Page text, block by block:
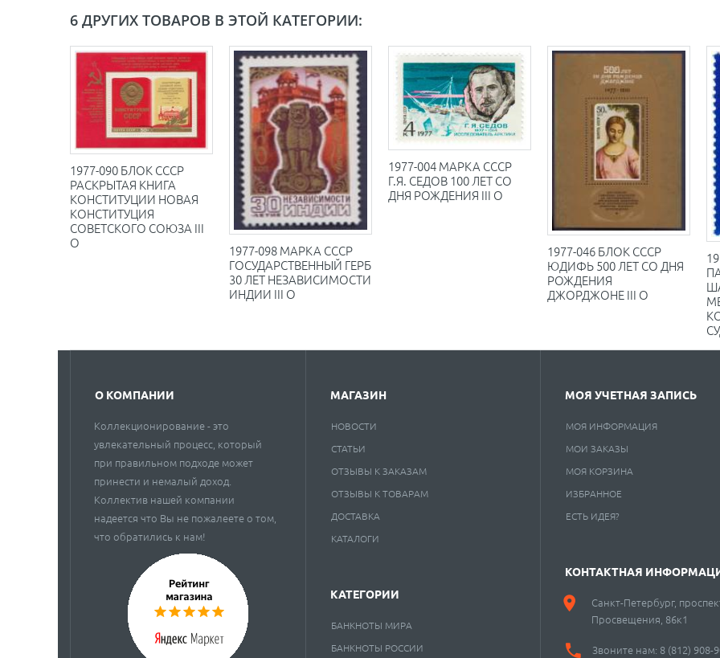
6 ДРУГИХ ТОВАРОВ В ЭТОЙ КАТЕГОРИИ:
1977-090 БЛОК СССР
РАСКРЫТАЯ КНИГА
КОНСТИТУЦИИ НОВАЯ
КОНСТИТУЦИЯ
СОВЕТСКОГО СОЮЗА III
O
1977-098 МАРКА СССР
ГОСУДАРСТВЕННЫЙ ГЕРБ
30 ЛЕТ НЕЗАВИСИМОСТИ
ИНДИИ III O
1977-004 МАРКА СССР
Г.Я. СЕДОВ 100 ЛЕТ СО
ДНЯ РОЖДЕНИЯ III O
1977-046 БЛОК СССР
ЮДИФЬ 500 ЛЕТ СО ДНЯ
РОЖДЕНИЯ
ДЖОРДЖОНЕ III O
О КОМПАНИИ
Коллекционирование - это
увлекательный процесс, который
при правильном подходе может
принести и немалый доход.
Коллектив нашей компании
надеется что Вы не пожалеете о том,
что обратились к нам!
МАГАЗИН
НОВОСТИ
СТАТЬИ
ОТЗЫВЫ К ЗАКАЗАМ
ОТЗЫВЫ К ТОВАРАМ
ДОСТАВКА
КАТАЛОГИ
КАТЕГОРИИ
БАНКНОТЫ МИРА
БАНКНОТЫ РОССИИ
МОЯ УЧЕТНАЯ ЗАПИСЬ
МОЯ ИНФОРМАЦИЯ
МОИ ЗАКАЗЫ
МОЯ КОРЗИНА
ИЗБРАННОЕ
ЕСТЬ ИДЕЯ?
КОНТАКТНАЯ
Санкт-Петербург,
Просвещения, 86к1
Звоните нам: 8 (812) 908-